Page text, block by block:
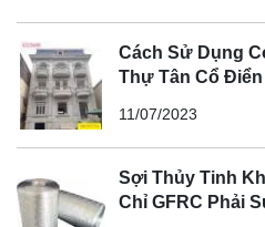
Cách Sử Dụng
Thự Tân Cổ Điển
11/07/2023
Sợi Thủy Tinh
Chỉ GFRC Phải